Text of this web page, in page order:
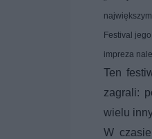
Festival
impreza
Ten
zagrali:
wielu
W